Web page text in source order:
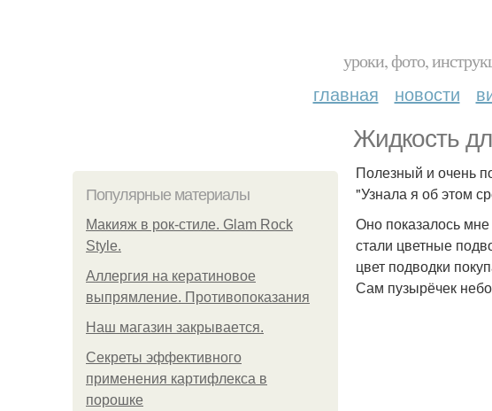
уроки, фото,
главная новости
Жидкость
Популярные материалы
Макияж в рок-стиле. Glam Rock
Style.
Аллергия на кератиновое
выпрямление. Противопоказания
Нaш магaзин зaкрывaeтся.
Секреты эффективного
применения картифлекса в
порошке
Полезный и очень
"Узнала я об этом
Оно показалось
стали цветные
цвет подводки
Сам пузырёчек